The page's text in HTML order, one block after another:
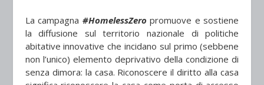
La campagna #HomelessZero promuove e sostiene
la diffusione sul territorio nazionale di politiche
abitative innovative che incidano sul primo (sebbene
non l’unico) elemento deprivativo della condizione di
senza dimora: la casa. Riconoscere il diritto alla casa